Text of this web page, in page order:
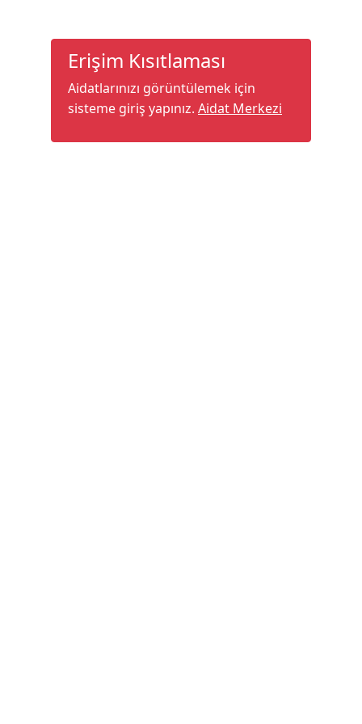
Erişim Kısıtlaması
Aidatlarınızı görüntülemek için
sisteme giriş yapınız. Aidat Merkezi